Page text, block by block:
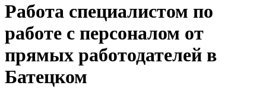
Работа специалистом по
работе с персоналом от
прямых работодателей в
Батецком